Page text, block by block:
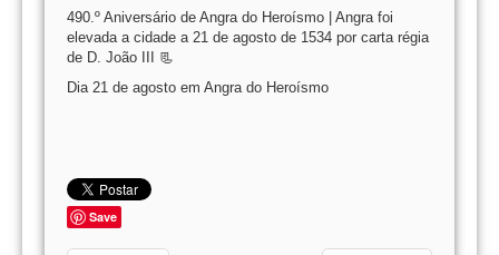
490.º Aniversário de Angra do Heroísmo | Angra foi
elevada a cidade a 21 de agosto de 1534 por carta régia
de D. João III 📃
Dia 21 de agosto em Angra do Heroísmo
Save